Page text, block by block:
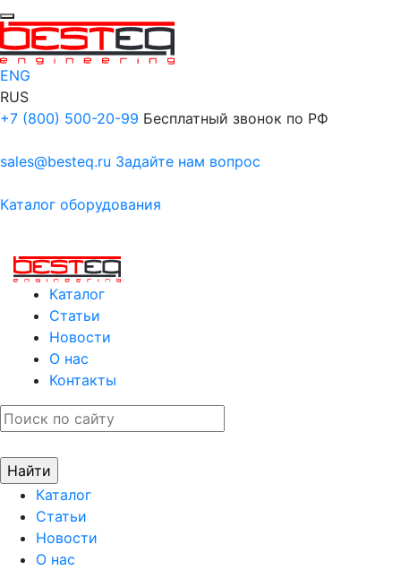
ENG
RUS
+7 (800) 500-20-99 Бесплатный звонок по РФ
sales@besteq.ru Задайте нам вопрос
Каталог оборудования
Каталог
Статьи
Новости
О нас
Контакты
Каталог
Статьи
Новости
О нас